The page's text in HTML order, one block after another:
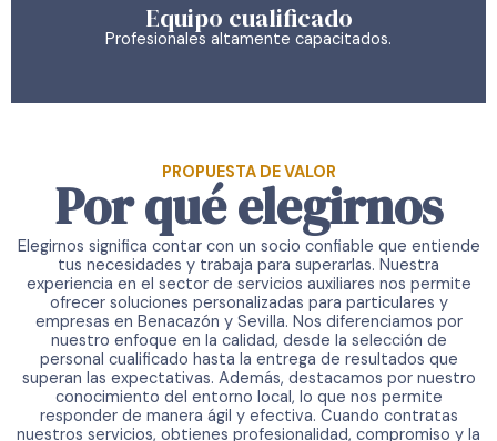
Equipo cualificado
Profesionales altamente capacitados.
PROPUESTA DE VALOR
Por qué elegirnos
Elegirnos significa contar con un socio confiable que entiende
tus necesidades y trabaja para superarlas. Nuestra
experiencia en el sector de servicios auxiliares nos permite
ofrecer soluciones personalizadas para particulares y
empresas en Benacazón y Sevilla. Nos diferenciamos por
nuestro enfoque en la calidad, desde la selección de
personal cualificado hasta la entrega de resultados que
superan las expectativas. Además, destacamos por nuestro
conocimiento del entorno local, lo que nos permite
responder de manera ágil y efectiva. Cuando contratas
nuestros servicios, obtienes profesionalidad, compromiso y la